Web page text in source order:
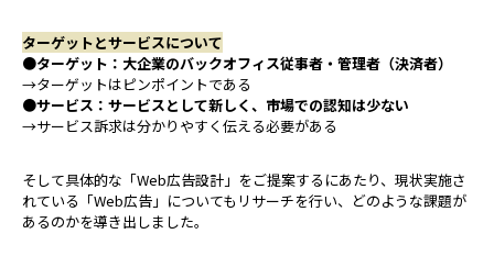
ターゲットとサービスについて
●ターゲット：大企業のバックオフィス従事者・管理者（決済者）
→ターゲットはピンポイントである
●サービス：サービスとして新しく、市場での認知は少ない
→サービス訴求は分かりやすく伝える必要がある
そして具体的な「Web広告設計」をご提案するにあたり、現状実施さ
れている「Web広告」についてもリサーチを行い、どのような課題が
あるのかを導き出しました。